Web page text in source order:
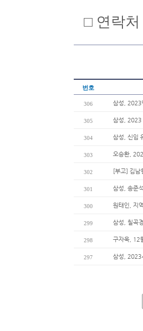
□ 연락처
번호
306 삼성, 2023
305 삼성, 2023
304 삼성, 신임
303 오승환,
302 [부고] 김남
301 삼성, 송준
300 원태인, 지
299 삼성, 칠곡
298 구자욱, 12
297 삼성, 2023